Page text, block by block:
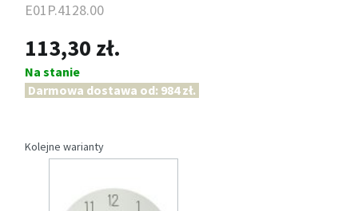
E01P.4128.00
113,30 zł.
Na stanie
Darmowa dostawa od: 984 zł.
Kolejne warianty